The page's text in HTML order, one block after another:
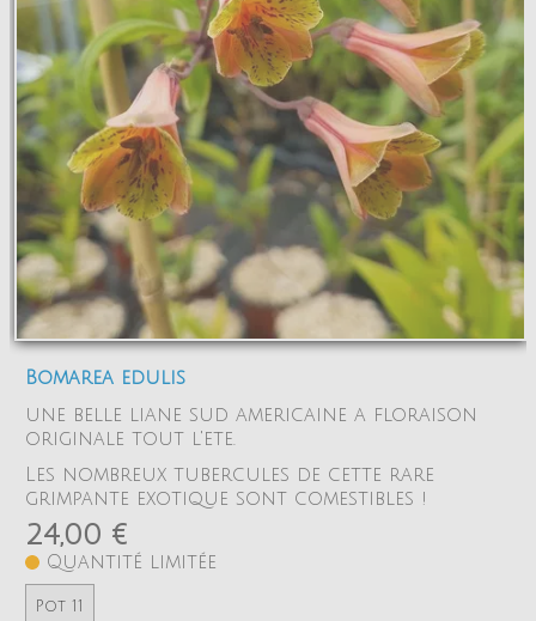
Bomarea edulis
une belle liane sud americaine a floraison
originale tout l'ete.
Les nombreux tubercules de cette rare
grimpante exotique sont comestibles !
24,00 €
Quantité limitée
Pot 11